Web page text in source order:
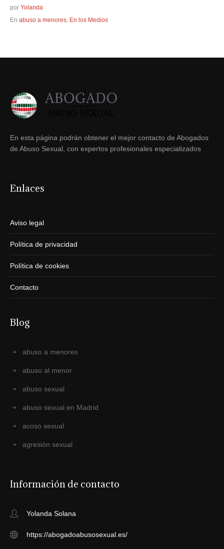
por Yolanda
En abuso a menores, En los Medios
En esta página podrán obtener el mejor contacto de Abogados
de Abuso Sexual, con expertos profesionales especializados
Enlaces
Aviso legal
Política de privacidad
Política de cookies
Contacto
Blog
abuso a menores
abuso al menor
abuso sexual
abuso sexual en Madrid
acoso sexual
agresión sexual
Información de contacto
Yolanda Solana
https://abogadoabusosexual.es/